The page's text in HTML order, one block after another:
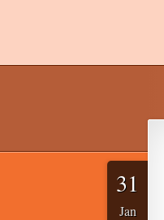
31
Jan